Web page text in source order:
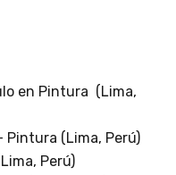
en Pintura (Lima,
Pintura (Lima, Perú)
Perú)